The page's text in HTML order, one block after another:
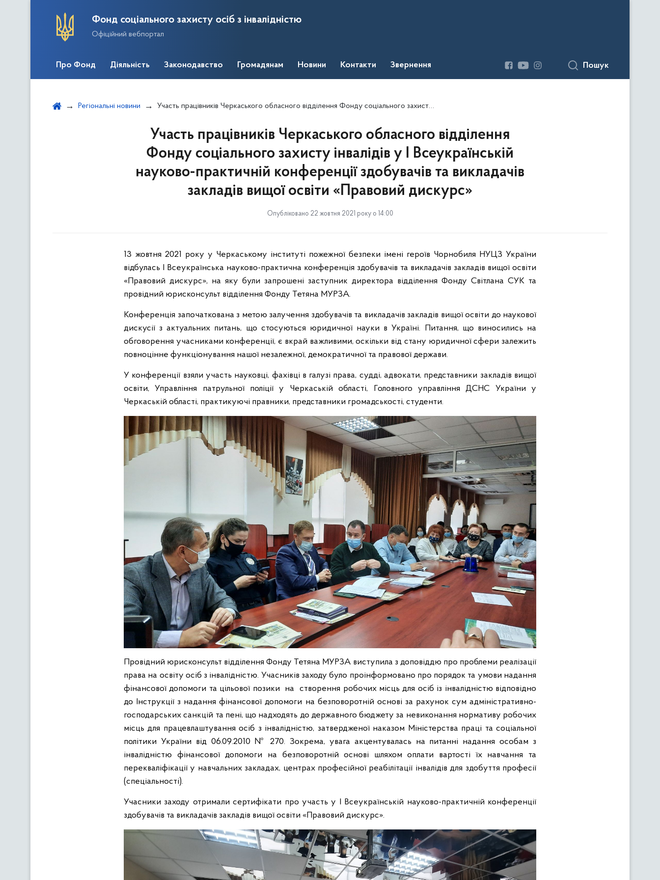
Фонд соціального захисту осіб з інвалідністю
Офіційний вебпортал
Про Фонд Діяльність Законодавство Громадянам Новини Контакти Звернення Пошук
Регіональні новини Участь працівників Черкаського обласного відділення Фонду соціального захисту інвалідів у І Всеукраїнській науково-практичній конференції здобувачів та викладачів закладів вищої освіти «Правовий дискурс»
Участь працівників Черкаського обласного відділення
Фонду соціального захисту інвалідів у І Всеукраїнській
науково-практичній конференції здобувачів та викладачів
закладів вищої освіти «Правовий дискурс»
Опубліковано 22 жовтня 2021 року о 14:00
13 жовтня 2021 року у Черкаському інституті пожежної безпеки імені героїв Чорнобиля НУЦЗ України
відбулась І Всеукраїнська науково-практична конференція здобувачів та викладачів закладів вищої освіти
«Правовий дискурс», на яку були запрошені заступник директора відділення Фонду Світлана СУК та
провідний юрисконсульт відділення Фонду Тетяна МУРЗА.
Конференція започаткована з метою залучення здобувачів та викладачів закладів вищої освіти до наукової
дискусії з актуальних питань, що стосуються юридичної науки в Україні. Питання, що виносились на
обговорення учасниками конференції, є вкрай важливими, оскільки від стану юридичної сфери залежить
повноцінне функціонування нашої незалежної, демократичної та правової держави.
У конференції взяли участь науковці, фахівці в галузі права, судді, адвокати, представники закладів вищої
освіти, Управління патрульної поліції у Черкаській області, Головного управління ДСНС України у
Черкаській області, практикуючі правники, представники громадськості, студенти.
Провідний юрисконсульт відділення Фонду Тетяна МУРЗА виступила з доповіддю про проблеми реалізації
права на освіту осіб з інвалідністю. Учасників заходу було проінформовано про порядок та умови надання
фінансової допомоги та цільової позики на створення робочих місць для осіб із інвалідністю відповідно
до Інструкції з надання фінансової допомоги на безповоротній основі за рахунок сум адміністративно-
господарських санкцій та пені, що надходять до державного бюджету за невиконання нормативу робочих
місць для працевлаштування осіб з інвалідністю, затвердженої наказом Міністерства праці та соціальної
політики України від 06.09.2010 № 270. Зокрема, увага акцентувалась на питанні надання особам з
інвалідністю фінансової допомоги на безповоротній основі шляхом оплати вартості їх навчання та
перекваліфікації у навчальних закладах, центрах професійної реабілітації інвалідів для здобуття професії
(спеціальності).
Учасники заходу отримали сертифікати про участь у І Всеукраїнській науково-практичній конференції
здобувачів та викладачів закладів вищої освіти «Правовий дискурс».